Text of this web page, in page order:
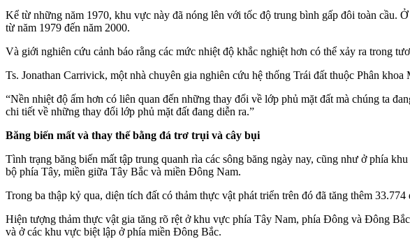
Kể từ những năm 1970, khu vực này đã nóng lên với tốc độ trung bình gấp đôi toàn cầu.
từ năm 1979 đến năm 2000.
Và giới nghiên cứu cảnh báo rằng các mức nhiệt độ khắc nghiệt hơn có thể xảy ra trong
Ts. Jonathan Carrivick, một nhà chuyên gia nghiên cứu hệ thống Trái đất thuộc Phân
“Nền nhiệt độ ấm hơn có liên quan đến những thay đổi về lớp phủ mặt đất mà chúng ta
chi tiết về những thay đổi lớp phủ mặt đất đang diễn ra.”
Băng biến mất và thay thế bằng đá trơ trụi và cây bụi
Tình trạng băng biến mất tập trung quanh rìa các sông băng ngày nay, cũng như ở phía
bộ phía Tây, miền giữa Tây Bắc và miền Đông Nam.
Trong ba thập kỷ qua, diện tích đất có thảm thực vật phát triển trên đó đã tăng thêm
Hiện tượng thảm thực vật gia tăng rõ rệt ở khu vực phía Tây Nam, phía Đông và Đông
và ở các khu vực biệt lập ở phía miền Đông Bắc.